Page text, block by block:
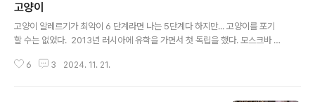
고양이
고양이 알레르기가 최악이 6 단계라면 나는 5단계다 하지만... 고양이를 포기
할 수는 없었다. 2013년 러시아에 유학을 가면서 첫 독립을 했다. 모스크바 국
나는 러시아인들의 동물 사랑을 그 당시에는 잘 알지 못했다.10월 중순 아르바
6 3 2024. 11. 21.